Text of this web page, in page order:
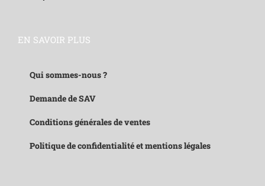
EN SAVOIR PLUS
Qui sommes-nous ?
Demande de SAV
Conditions générales de ventes
Politique de confidentialité et mentions légales